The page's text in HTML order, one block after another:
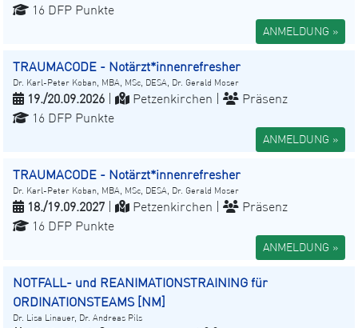
16 DFP Punkte
ANMELDUNG »
TRAUMACODE - Notärzt*innenrefresher
Dr. Karl-Peter Koban, MBA, MSc, DESA, Dr. Gerald Moser
19./20.09.2026 Petzenkirchen |
Präsenz
16 DFP Punkte
ANMELDUNG »
TRAUMACODE - Notärzt*innenrefresher
Dr. Karl-Peter Koban, MBA, MSc, DESA, Dr. Gerald Moser
18./19.09.2027 Petzenkirchen |
Präsenz
16 DFP Punkte
ANMELDUNG »
NOTFALL- und REANIMATIONSTRAINING für
ORDINATIONSTEAMS [NM]
Dr. Lisa Linauer, Dr. Andreas Pils